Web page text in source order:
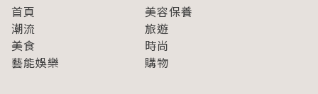
首頁
美容保養
潮流
旅遊
美食
時尚
藝能娛樂
購物